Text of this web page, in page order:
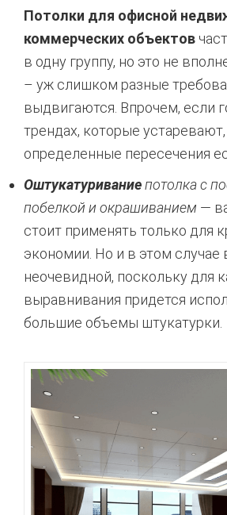
Потолки для офисной
коммерческих объектов
в одну группу, но это не
– уж слишком разные
выдвигаются. Впрочем, если
трендах, которые устаревают,
определенные пересечения
Оштукатуриваниепотолка с
побелкой и окрашиванием —
стоит применять только для
экономии. Но и в этом случае
неочевидной, поскольку для
выравнивания придется
большие объемы штукатурки.